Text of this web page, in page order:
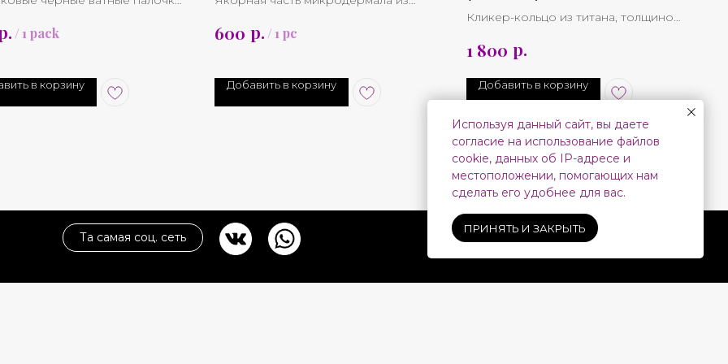
/1 pack
в корзину
600 р. /1 pc
Добавить в корзину
Кликер-кольцо из титана, толщиной
*Несколько вариантов размера
1 800 р.
Добавить в корзину
Используя данный сайт, вы даете
согласие на использование файлов
cookie, данных об IP-адресе и
местоположении, помогающих нам
сделать его удобнее для вас.
ПРИНЯТЬ И ЗАКРЫТЬ
Та самая соц. сеть